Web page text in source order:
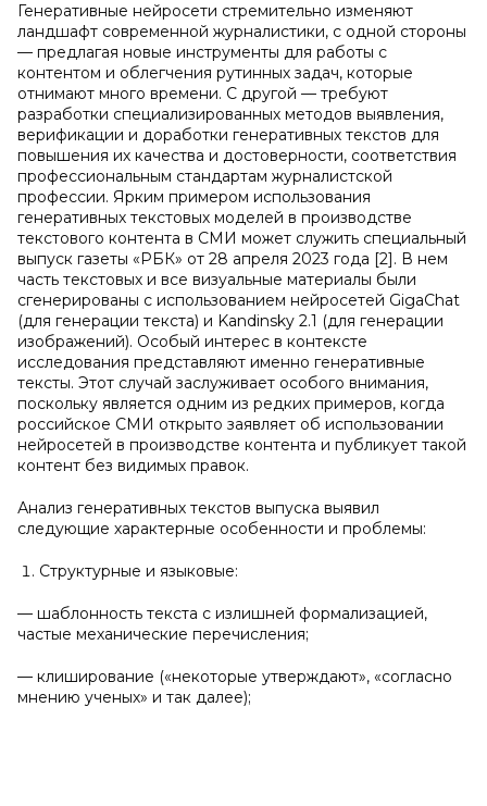
Генеративные нейросети стремительно изменяют
ландшафт современной журналистики, с одной стороны
— предлагая новые инструменты для работы с
контентом и облегчения рутинных задач, которые
отнимают много времени. С другой — требуют
разработки специализированных методов выявления,
верификации и доработки генеративных текстов для
повышения их качества и достоверности, соответствия
профессиональным стандартам журналистской
профессии. Ярким примером использования
генеративных текстовых моделей в производстве
текстового контента в СМИ может служить специальный
выпуск газеты «РБК» от 28 апреля 2023 года [2]. В нем
часть текстовых и все визуальные материалы были
сгенерированы с использованием нейросетей GigaChat
(для генерации текста) и Kandinsky 2.1 (для генерации
изображений). Особый интерес в контексте
исследования представляют именно генеративные
тексты. Этот случай заслуживает особого внимания,
поскольку является одним из редких примеров, когда
российское СМИ открыто заявляет об использовании
нейросетей в производстве контента и публикует такой
контент без видимых правок.
Анализ генеративных текстов выпуска выявил
следующие характерные особенности и проблемы:
Структурные и языковые:
— шаблонность текста с излишней формализацией,
частые механические перечисления;
— клиширование («некоторые утверждают», «согласно
мнению ученых» и так далее);